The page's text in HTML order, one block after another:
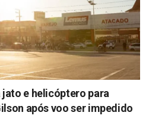
e helicóptero para
após voo ser impedido